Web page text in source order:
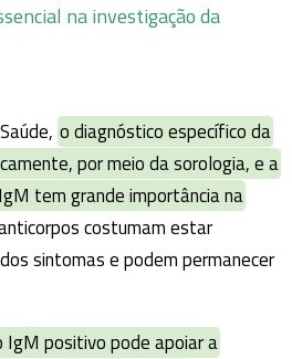
na investigação da
o diagnóstico específico da
por meio da sorologia, e a
tem grande importância na
costumam estar
sintomas e podem permanecer
IgM positivo pode apoiar a